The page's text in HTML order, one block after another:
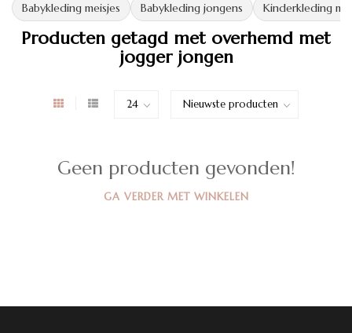
Babykleding meisjes Babykleding jongens Kinderkleding
Producten getagd met overhemd met
jogger jongen
Geen producten gevonden!
GA VERDER MET WINKELEN